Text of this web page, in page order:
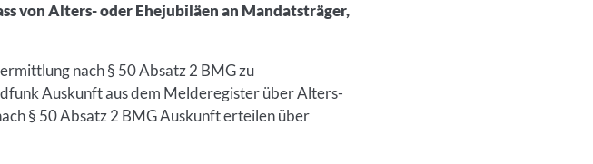
von Alters- oder Ehejubiläen an Mandatsträger,
nach § 50 Absatz 2 BMG zu
Auskunft aus dem Melderegister über Alters-
§ 50 Absatz 2 BMG Auskunft erteilen über